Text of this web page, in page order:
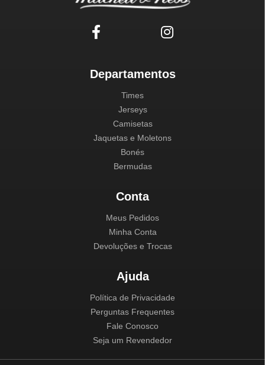
Departamentos
Times
Jerseys
Camisetas
Jaquetas e Moletons
Bonés
Bermudas
Conta
Meus Pedidos
Minha Conta
Devoluções e Trocas
Ajuda
Política de Privacidade
Perguntas Frequentes
Fale Conosco
Seja um Revendedor